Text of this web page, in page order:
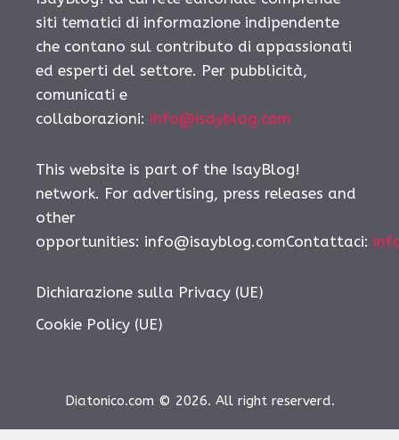
siti tematici di informazione indipendente
che contano sul contributo di appassionati
ed esperti del settore. Per pubblicità,
comunicati e
collaborazioni: info@isayblog.com
This website is part of the IsayBlog!
network. For advertising, press releases and
other
opportunities: info@isayblog.comContattaci:
Dichiarazione sulla Privacy (UE)
Cookie Policy (UE)
Diatonico.com © 2026. All right reserverd.